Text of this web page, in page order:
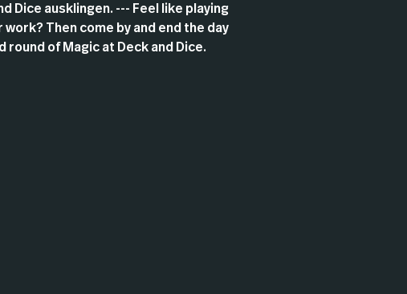
Dice ausklingen. --- Feel like playing
Then come by and end the day
round of Magic at Deck and Dice.